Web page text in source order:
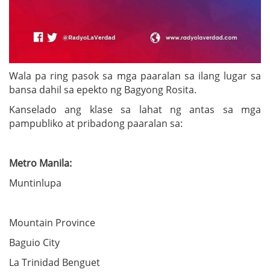
Wala pa ring pasok sa mga paaralan sa ilang lugar sa
bansa dahil sa epekto ng Bagyong Rosita.
Kanselado ang klase sa lahat ng antas sa mga
pampubliko at pribadong paaralan sa:
Metro Manila:
Muntinlupa
Mountain Province
Baguio City
La Trinidad Benguet